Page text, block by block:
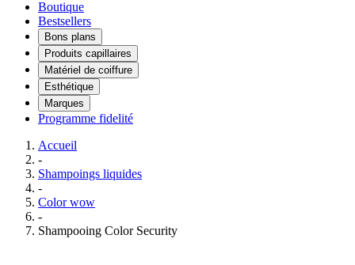
Boutique
Bestsellers
Bons plans
Produits capillaires
Matériel de coiffure
Esthétique
Marques
Programme fidelité
Accueil
-
Shampoings liquides
-
Color wow
-
Shampooing Color Security